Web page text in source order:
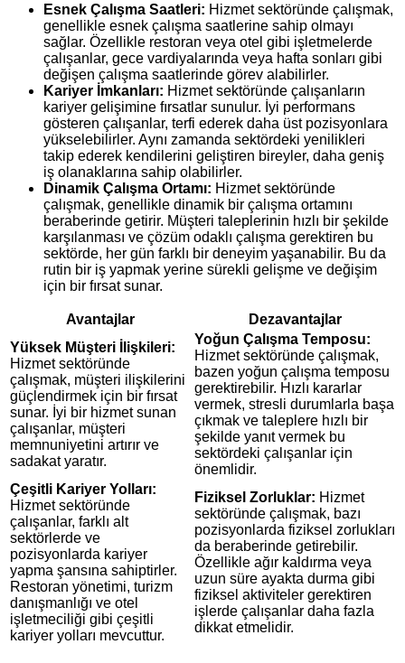
Esnek Çalışma Saatleri: Hizmet sektöründe çalışmak,
genellikle esnek çalışma saatlerine sahip olmayı
sağlar. Özellikle restoran veya otel gibi işletmelerde
çalışanlar, gece vardiyalarında veya hafta sonları gibi
değişen çalışma saatlerinde görev alabilirler.
Kariyer İmkanları: Hizmet sektöründe çalışanların
kariyer gelişimine fırsatlar sunulur. İyi performans
gösteren çalışanlar, terfi ederek daha üst pozisyonlara
yükselebilirler. Aynı zamanda sektördeki yenilikleri
takip ederek kendilerini geliştiren bireyler, daha geniş
iş olanaklarına sahip olabilirler.
Dinamik Çalışma Ortamı: Hizmet sektöründe
çalışmak, genellikle dinamik bir çalışma ortamını
beraberinde getirir. Müşteri taleplerinin hızlı bir şekilde
karşılanması ve çözüm odaklı çalışma gerektiren bu
sektörde, her gün farklı bir deneyim yaşanabilir. Bu da
rutin bir iş yapmak yerine sürekli gelişme ve değişim
için bir fırsat sunar.
Avantajlar
Dezavantajlar
Yüksek Müşteri İlişkileri:
Hizmet sektöründe
çalışmak, müşteri ilişkilerini
güçlendirmek için bir fırsat
sunar. İyi bir hizmet sunan
çalışanlar, müşteri
memnuniyetini artırır ve
sadakat yaratır.
Yoğun Çalışma Temposu:
Hizmet sektöründe çalışmak,
bazen yoğun çalışma temposu
gerektirebilir. Hızlı kararlar
vermek, stresli durumlarla başa
çıkmak ve taleplere hızlı bir
şekilde yanıt vermek bu
sektördeki çalışanlar için
önemlidir.
Çeşitli Kariyer Yolları:
Hizmet sektöründe
çalışanlar, farklı alt
sektörlerde ve
pozisyonlarda kariyer
yapma şansına sahiptirler.
Restoran yönetimi, turizm
danışmanlığı ve otel
işletmeciliği gibi çeşitli
kariyer yolları mevcuttur.
Fiziksel Zorluklar: Hizmet
sektöründe çalışmak, bazı
pozisyonlarda fiziksel zorlukları
da beraberinde getirebilir.
Özellikle ağır kaldırma veya
uzun süre ayakta durma gibi
fiziksel aktiviteler gerektiren
işlerde çalışanlar daha fazla
dikkat etmelidir.